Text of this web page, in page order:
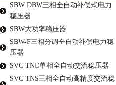
SBW DBW三相全自动补偿式电力
稳压器
SBW大功率稳压器
SBW-F三相分调全自动补偿电力稳
压器
SVC TND单相全自动交流稳压器
SVC TNS三相全自动高精度交流稳